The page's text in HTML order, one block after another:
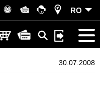
RO
30.07.2008